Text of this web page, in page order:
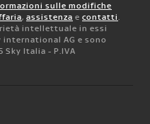
sulle modifiche
, assistenza e contatti.
intellettuale in essi
AG e sono
Italia - P.IVA